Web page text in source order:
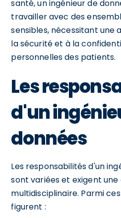
santé, un ingénieur de
travailler avec des
sensibles, nécessitant
la sécurité et à la
personnelles des patients.
Les
d'un
données
Les responsabilités d'un
sont variées et exigent
multidisciplinaire. Parmi
figurent :